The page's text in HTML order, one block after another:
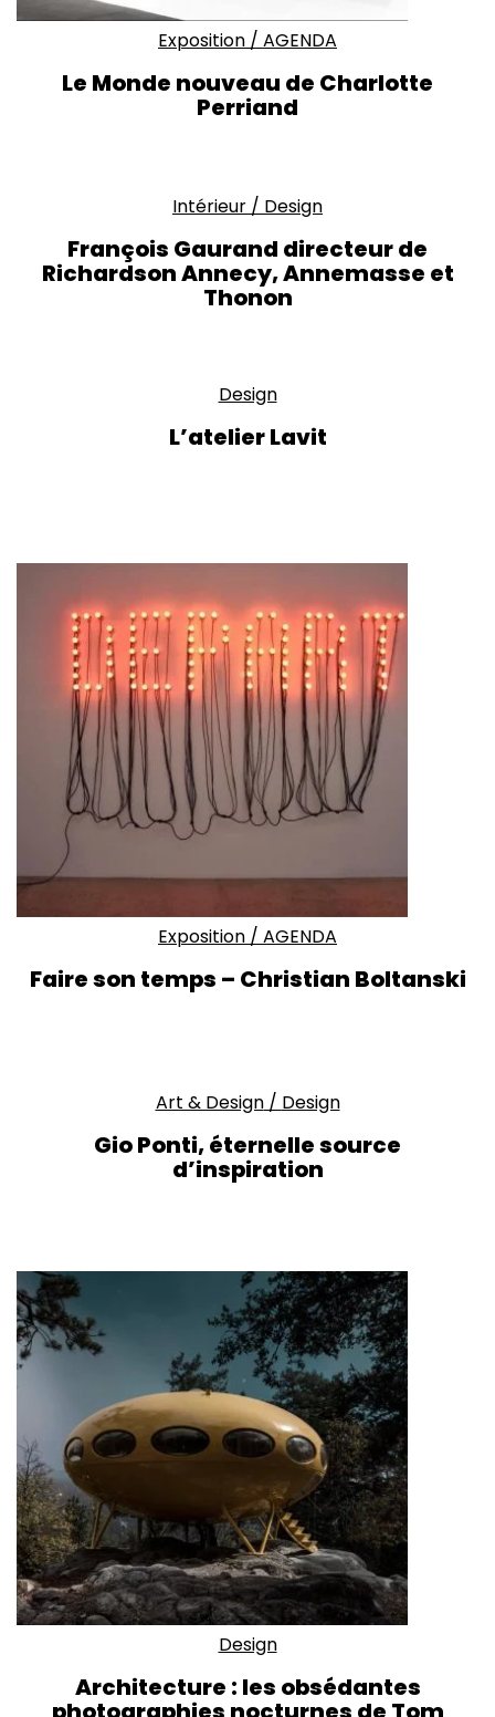
Exposition / AGENDA
Le Monde nouveau de Charlotte
Perriand
Intérieur / Design
François Gaurand directeur de
Richardson Annecy, Annemasse et
Thonon
Design
L’atelier Lavit
Exposition / AGENDA
Faire son temps – Christian Boltanski
Art & Design/ Design
Gio Ponti, éternelle source
d’inspiration
Design
Architecture : les obsédantes